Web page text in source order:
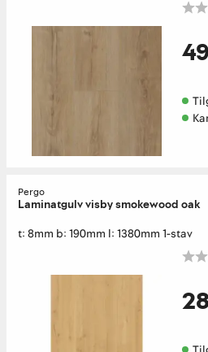
Pergo
Laminatgulv visby smokewood oak
t: 8mm b: 190mm l: 1380mm 1-stav